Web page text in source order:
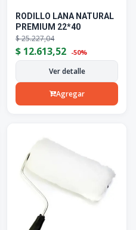
RODILLO LANA NATURAL
PREMIUM 22*40
$25.227,04
$ 12.613,52 -50%
Ver detalle
Agregar